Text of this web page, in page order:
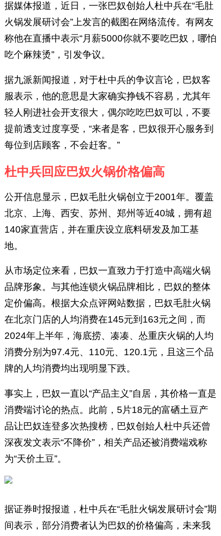
据媒体报道，近日，一张巴奴创始人杜中兵在“毛肚
火锅发展研讨会”上发言的截图在网络流传。有网友
称他在直播中表示“月薪5000你就不要吃巴奴，哪怕
吃个麻辣烫”，引发争议。
据九派新闻报道，对于杜中兵的争议言论，巴奴客
服表示，他的意思是大家确实挣钱不容易，尤其年
轻人刚进社会开支很大，偶尔吃吃巴奴可以，不要
提前透支过度享受，“来者是客，巴奴很开心服务到
每位到店顾客，不会赶客。”
杜中兵回应巴奴火锅价格偏高
公开信息显示，巴奴毛肚火锅创立于2001年。覆盖
北京、上海、西安、苏州、郑州等近40城，拥有超
140家直营店，并在重庆设立底料研发及加工基
地。
从市场定位来看，巴奴一直致力于打造中高端火锅
品牌形象。与其他连锁火锅品牌相比，巴奴的整体
定价偏高。根据大众点评网站数据，巴奴毛肚火锅
在北京门店的人均消费在145元到163元之间，而
2024年上半年，海底捞、凑凑、怂重庆火锅的人均
消费分别为97.4元、110元、120.1元，且这三个品
牌的人均消费均出现明显下跌。
事实上，巴奴一直以“产品主义”自居，其价格一直是
消费端讨论的热点。此前，5片18元的富硒土豆产
品让巴奴连登多次热搜榜，巴奴创始人杜中兵还曾
深夜发文表示“不降价”，相关产品还被消费端戏称
为“天价土豆”。
据证券时报报道，杜中兵在“毛肚火锅发展研讨会”期
间表示，部分消费者认为巴奴的价格偏高，未来我